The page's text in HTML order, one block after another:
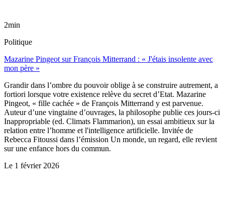
2min
Politique
Mazarine Pingeot sur François Mitterrand : « J'étais insolente avec
mon père »
Grandir dans l’ombre du pouvoir oblige à se construire autrement, a
fortiori lorsque votre existence relève du secret d’Etat. Mazarine
Pingeot, « fille cachée » de François Mitterrand y est parvenue.
Auteur d’une vingtaine d’ouvrages, la philosophe publie ces jours-ci
Inappropriable (ed. Climats Flammarion), un essai ambitieux sur la
relation entre l’homme et l'intelligence artificielle. Invitée de
Rebecca Fitoussi dans l’émission Un monde, un regard, elle revient
sur une enfance hors du commun.
Le 1 février 2026